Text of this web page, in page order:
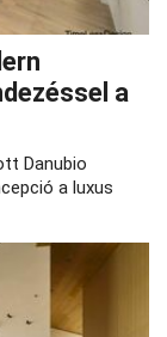
a
Danubio
a luxus